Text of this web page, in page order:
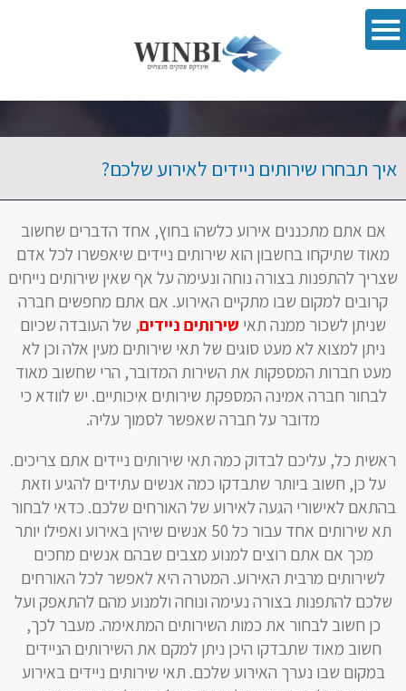
איך תבחרו שירותים ניידים לאירוע שלכם?
אם אתם מתכננים אירוע כלשהו בחוץ, אחד הדברים שחשוב
מאוד שתיקחו בחשבון הוא שירותים ניידים שיאפשרו לכל אדם
שצריך להתפנות בצורה נוחה ונעימה על אף שאין שירותים נייחים
קרובים למקום שבו מתקיים האירוע. אם אתם מחפשים חברה
שניתן לשכור ממנה תאי שירותים ניידים, של העובדה שכיום
ניתן למצוא לא מעט סוגים של תאי שירותים מעין אלה וכן לא
מעט חברות המספקות את השירות המדובר, הרי שחשוב מאוד
לבחור חברה אמינה המספקת שירותים איכותיים. יש לוודא כי
מדובר על חברה שאפשר לסמוך עליה.
ראשית כל, עליכם לבדוק כמה תאי שירותים ניידים אתם צריכים.
על כן, חשוב ביותר שתבדקו כמה אנשים עתידים להגיע וזאת
בהתאם לאישורי הגעה לאירוע של האורחים שלכם. כדאי לבחור
תא שירותים אחד עבור כל 50 אנשים שיהין באירוע ואפילו יותר
מכך אם אתם רוצים למנוע מצבים שבהם אנשים מחכים
לשירותים מרבית האירוע. המטרה היא לאפשר לכל האורחים
שלכם להתפנות בצורה נעימה ונוחה ולמנוע מהם להתאפק ועל
כן חשוב לבחור את כמות השירותים המתאימה. מעבר לכך,
חשוב מאוד שתבדקו היכן ניתן למקם את השירותים הניידים
במקום שבו נערך האירוע שלכם. תאי שירותים ניידים באירוע